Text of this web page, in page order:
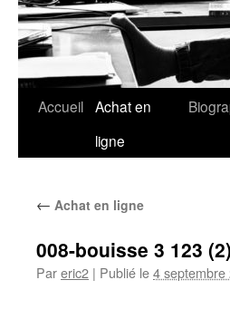
Accueil Achat en
ligne
← Achat en ligne
008-bouisse 3 123 (2)
Pareric2 | Publié le4 septembre